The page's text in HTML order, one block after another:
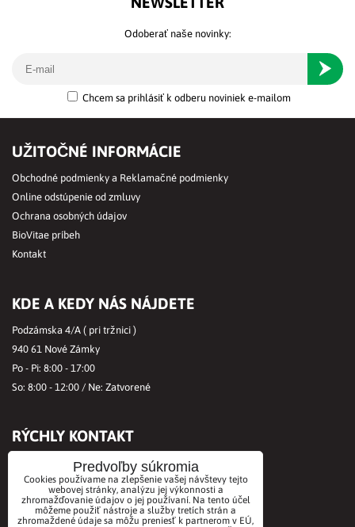
Odoberať naše novinky:
Chcem sa prihlásiť k odberu noviniek e-mailom
UŽITOČNÉ INFORMÁCIE
Obchodné podmienky a Reklamačné podmienky
Online odstúpenie od zmluvy
Ochrana osobných údajov
BioVitae príbeh
Kontakt
KDE A KEDY NÁS NÁJDETE
Podzámska 4/A ( pri tržnici )
940 61 Nové Zámky
Po - Pi: 8:00 - 17:00
So: 8:00 - 12:00 / Ne: Zatvorené
RÝCHLY KONTAKT
+421356421513
Mobil:+421901712584
Email:office@biovitae.sk
Predvoľby súkromia
Cookies používame na zlepšenie vašej návštevy tejto
webovej stránky, analýzu jej výkonnosti a
zhromažďovanie údajov o jej používaní. Na tento účel
môžeme použiť nástroje a služby tretích strán a
zhromaždené údaje sa môžu preniesť k partnerom v EÚ,